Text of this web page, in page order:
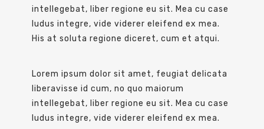
intellegebat, liber regione eu sit. Mea cu case
ludus integre, vide viderer eleifend ex mea.
His at soluta regione diceret, cum et atqui.
Lorem ipsum dolor sit amet, feugiat delicata
liberavisse id cum, no quo maiorum
intellegebat, liber regione eu sit. Mea cu case
ludus integre, vide viderer eleifend ex mea.